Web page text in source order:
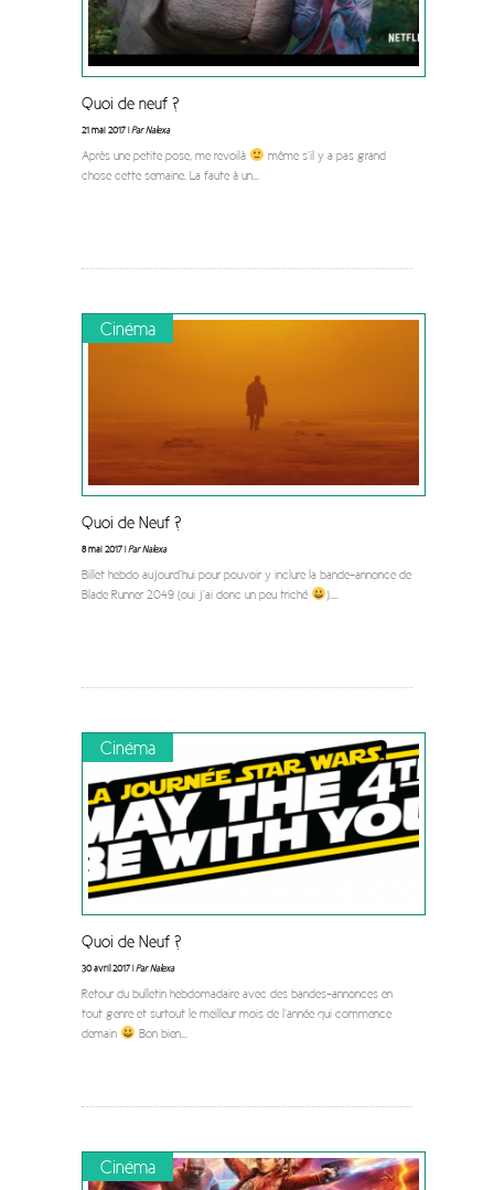
Quoi de neuf ?
21 mai 2017 |Par Nalexa
Après une petite pose, me revoilà
même s’il y a pas grand
chose cette semaine. La faute à un...
Cinéma
Quoi de Neuf ?
8 mai 2017 |Par Nalexa
Billet hebdo aujourd’hui pour pouvoir y inclure la bande-annonce de
Blade Runner 2049 (oui j’ai donc un peu triché
)....
Cinéma
Quoi de Neuf ?
30 avril 2017 |Par Nalexa
Retour du bulletin hebdomadaire avec des bandes-annonces en
tout genre et surtout le meilleur mois de l’année qui commence
demain
Bon bien...
Cinéma